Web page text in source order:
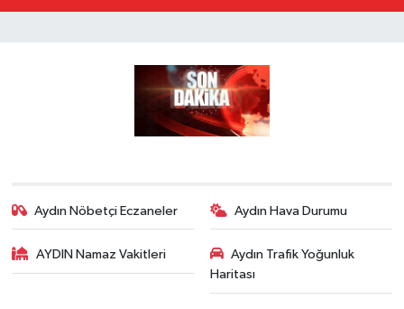
Aydın Nöbetçi Eczaneler Aydın Hava Durumu
AYDIN Namaz Vakitleri
Aydın Trafik Yoğunluk
Haritası